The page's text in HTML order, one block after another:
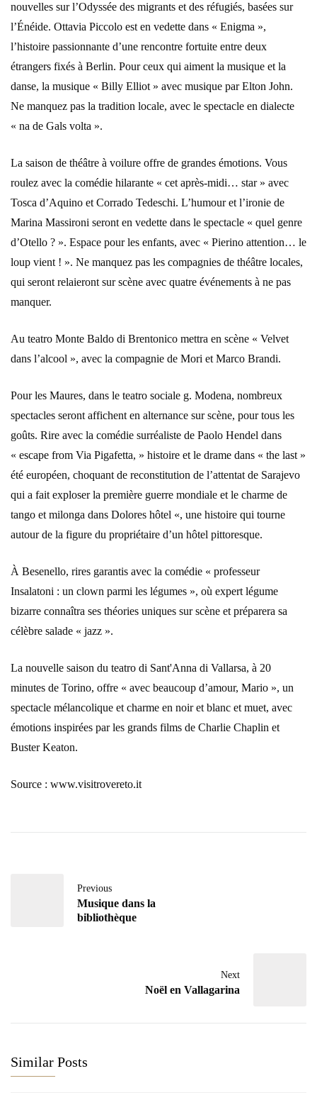
nouvelles sur l’Odyssée des migrants et des réfugiés, basées sur
l’Énéide. Ottavia Piccolo est en vedette dans « Enigma »,
l’histoire passionnante d’une rencontre fortuite entre deux
étrangers fixés à Berlin. Pour ceux qui aiment la musique et la
danse, la musique « Billy Elliot » avec musique par Elton John.
Ne manquez pas la tradition locale, avec le spectacle en dialecte
« na de Gals volta ».
La saison de théâtre à voilure offre de grandes émotions. Vous
roulez avec la comédie hilarante « cet après-midi… star » avec
Tosca d’Aquino et Corrado Tedeschi. L’humour et l’ironie de
Marina Massironi seront en vedette dans le spectacle « quel genre
d’Otello ? ». Espace pour les enfants, avec « Pierino attention… le
loup vient ! ». Ne manquez pas les compagnies de théâtre locales,
qui seront relaieront sur scène avec quatre événements à ne pas
manquer.
Au teatro Monte Baldo di Brentonico mettra en scène « Velvet
dans l’alcool », avec la compagnie de Mori et Marco Brandi.
Pour les Maures, dans le teatro sociale g. Modena, nombreux
spectacles seront affichent en alternance sur scène, pour tous les
goûts. Rire avec la comédie surréaliste de Paolo Hendel dans
« escape from Via Pigafetta, » histoire et le drame dans « the last »
été européen, choquant de reconstitution de l’attentat de Sarajevo
qui a fait exploser la première guerre mondiale et le charme de
tango et milonga dans Dolores hôtel «, une histoire qui tourne
autour de la figure du propriétaire d’un hôtel pittoresque.
À Besenello, rires garantis avec la comédie « professeur
Insalatoni : un clown parmi les légumes », où expert légume
bizarre connaîtra ses théories uniques sur scène et préparera sa
célèbre salade « jazz ».
La nouvelle saison du teatro di Sant'Anna di Vallarsa, à 20
minutes de Torino, offre « avec beaucoup d’amour, Mario », un
spectacle mélancolique et charme en noir et blanc et muet, avec
émotions inspirées par les grands films de Charlie Chaplin et
Buster Keaton.
Source : www.visitrovereto.it
Previous
Musique dans la
bibliothèque
Next
Noël en Vallagarina
Similar Posts